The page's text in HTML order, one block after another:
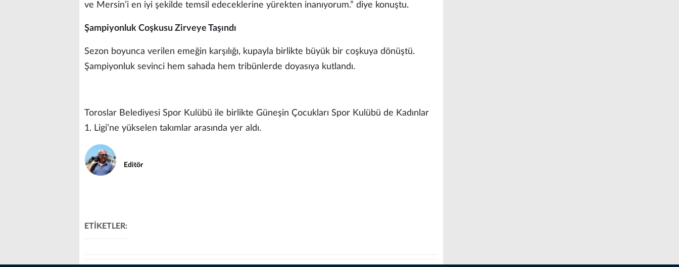
ve Mersin’i en iyi şekilde temsil edeceklerine yürekten inanıyorum.” diye konuştu.
Şampiyonluk Coşkusu Zirveye Taşındı
Sezon boyunca verilen emeğin karşılığı, kupayla birlikte büyük bir coşkuya dönüştü.
Şampiyonluk sevinci hem sahada hem tribünlerde doyasıya kutlandı.
Toroslar Belediyesi Spor Kulübü ile birlikte Güneşin Çocukları Spor Kulübü de Kadınlar
1. Ligi’ne yükselen takımlar arasında yer aldı.
Editör
ETİKETLER: